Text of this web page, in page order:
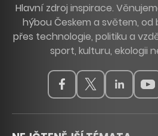
Hlavní zdroj inspirace.
hýbou Českem a světem,
přes technologie, politiku a
sport, kulturu, ekologii